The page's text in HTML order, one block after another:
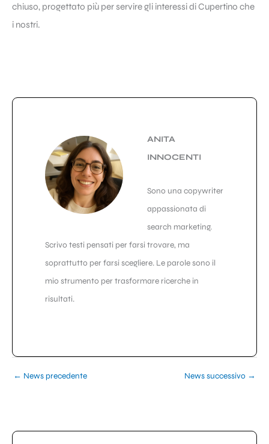
chiuso, progettato più per servire gli interessi di Cupertino che
i nostri.
ANITA
INNOCENTI
Sono una copywriter
appassionata di
search marketing.
Scrivo testi pensati per farsi trovare, ma
soprattutto per farsi scegliere. Le parole sono il
mio strumento per trasformare ricerche in
risultati.
← News precedente News successivo →